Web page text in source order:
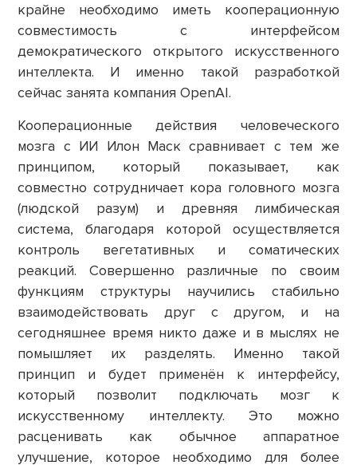
крайне необходимо иметь кооперационную
совместимость с интерфейсом
демократического открытого искусственного
интеллекта. И именно такой разработкой
сейчас занята компания OpenAI.
Кооперационные действия человеческого
мозга с ИИ Илон Маск сравнивает с тем же
принципом, который показывает, как
совместно сотрудничает кора головного мозга
(людской разум) и древняя лимбическая
система, благодаря которой осуществляется
контроль вегетативных и соматических
реакций. Совершенно различные по своим
функциям структуры научились стабильно
взаимодействовать друг с другом, и на
сегодняшнее время никто даже и в мыслях не
помышляет их разделять. Именно такой
принцип и будет применён к интерфейсу,
который позволит подключать мозг к
искусственному интеллекту. Это можно
расценивать как обычное аппаратное
улучшение, которое необходимо для более